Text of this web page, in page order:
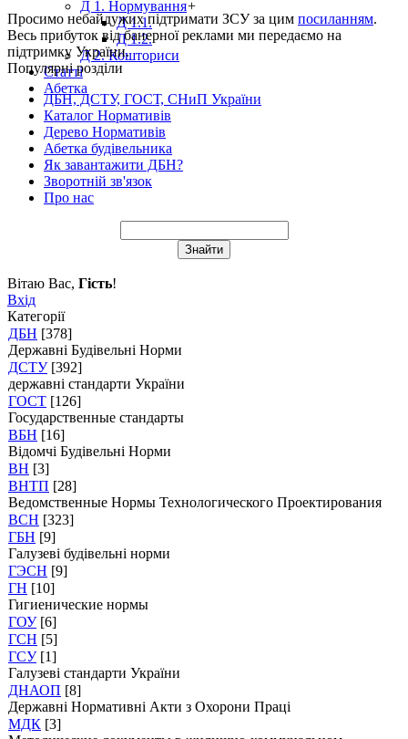
Д 1. Нормування+
Д 1.1.
Д 1.2.
Д 2. Кошториси
Статті
Абетка
Просимо небайдужих підтримати ЗСУ за цим посиланням.
Весь прибуток від банерної реклами ми передаємо на
підтримку України.
Популярні розділи
ДБН, ДСТУ, ГОСТ, СНиП України
Каталог Нормативів
Дерево Нормативів
Абетка будівельника
Як завантажити ДБН?
Зворотній зв'язок
Про нас
Вітаю Вас, Гість!
Вхід
Категорії
ДБН [378]
Державні Будівельні Норми
ДСТУ [392]
державні стандарти України
ГОСТ [126]
Государственные стандарты
ВБН [16]
Відомчі Будівельні Норми
ВН [3]
ВНТП [28]
Ведомственные Нормы Технологического Проектирования
ВСН [323]
ГБН [9]
Галузеві будівельні норми
ГЭСН [9]
ГН [10]
Гигиенические нормы
ГОУ [6]
ГСН [5]
ГСУ [1]
Галузеві стандарти України
ДНАОП [8]
Державні Нормативні Акти з Охорони Праці
МДК [3]